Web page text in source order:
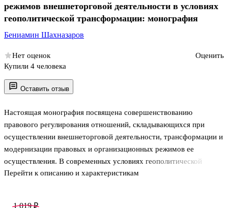
Оставить отзыв
Настоящая монография посвящена совершенствованию
правового регулирования отношений, складывающихся при
осуществлении внешнеторговой деятельности, трансформации и
модернизации правовых и организационных режимов ее
осуществления. В современных условиях геополитической
трансформации совершенствование правовых режимов
Перейти к описанию и характеристикам
режимов внешнеторговой деятельности в условиях
геополитической трансформации: монография
Бениамин Шахназаров
Нет оценок
Оценить
Купили 4 человека
1 019 ₽